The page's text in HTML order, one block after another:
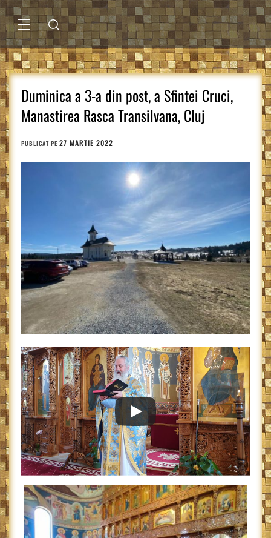
Sari
la
conținutMENIU
PRINCIPAL
Duminica a 3-a din post, a Sfintei Cruci,
Manastirea Rasca Transilvana, Cluj
PUBLICAT PE 27 MARTIE 2022